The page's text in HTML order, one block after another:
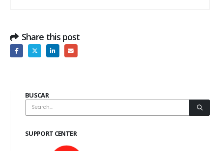
Share this post
BUSCAR
SUPPORT CENTER